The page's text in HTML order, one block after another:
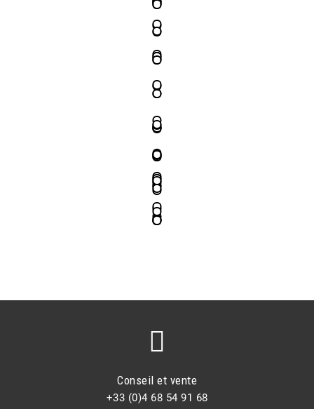
Conseil et vente
+33 (0)4 68 54 91 68